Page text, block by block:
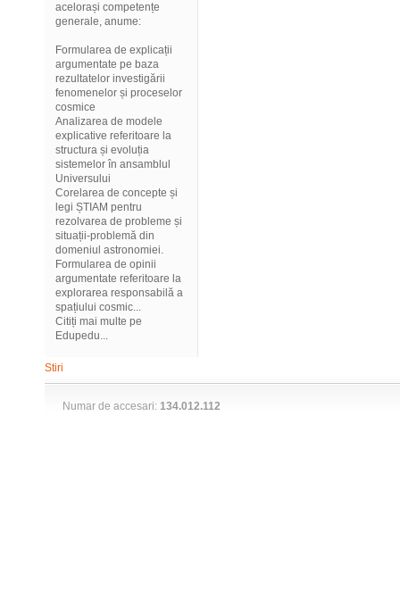
acelorași competențe
generale, anume:
Formularea de explicații
argumentate pe baza
rezultatelor investigării
fenomenelor și proceselor
cosmice
Analizarea de modele
explicative referitoare la
structura și evoluția
sistemelor în ansamblul
Universului
Corelarea de concepte și
legi ȘTIAM pentru
rezolvarea de probleme și
situații-problemă din
domeniul astronomiei.
Formularea de opinii
argumentate referitoare la
explorarea responsabilă a
spațiului cosmic...
Citiți mai multe pe
Edupedu...
Stiri
Numar de accesari: 134.012.112